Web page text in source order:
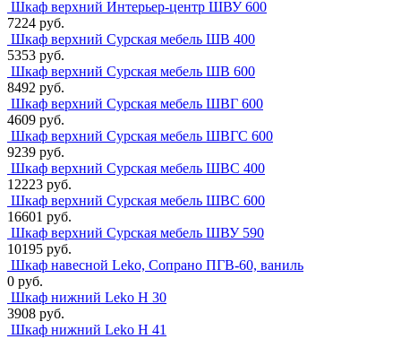
Шкаф верхний Интерьер-центр ШВУ 600
7224 руб.
Шкаф верхний Сурская мебель ШВ 400
5353 руб.
Шкаф верхний Сурская мебель ШВ 600
8492 руб.
Шкаф верхний Сурская мебель ШВГ 600
4609 руб.
Шкаф верхний Сурская мебель ШВГС 600
9239 руб.
Шкаф верхний Сурская мебель ШВС 400
12223 руб.
Шкаф верхний Сурская мебель ШВС 600
16601 руб.
Шкаф верхний Сурская мебель ШВУ 590
10195 руб.
Шкаф навесной Leko, Сопрано ПГВ-60, ваниль
0 руб.
Шкаф нижний Leko Н 30
3908 руб.
Шкаф нижний Leko Н 41